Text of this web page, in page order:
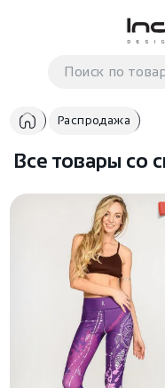
Корзина
В корзине
Распродажа
Все товары со